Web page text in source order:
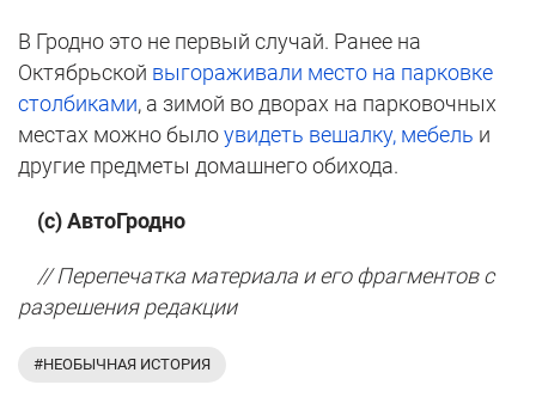
В Гродно это не первый случай. Ранее на
Октябрьской выгораживали место на парковке
столбиками, а зимой во дворах на парковочных
местах можно былоувидеть вешалку, мебель и
другие предметы домашнего обихода.
(с) АвтоГродно
// Перепечатка материала и его фрагментов с
разрешения редакции
#НЕОБЫЧНАЯ ИСТОРИЯ